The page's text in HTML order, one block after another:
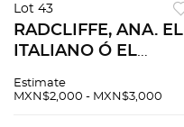
Lot 43
RADCLIFFE, ANA. EL
ITALIANO Ó EL
LOS PENITENTES
Estimate
MXN$2,000 - MXN$3,000